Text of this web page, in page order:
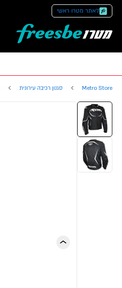
לאתר מטרו ראשי
Metro Store סגנון רכיבה עירונית